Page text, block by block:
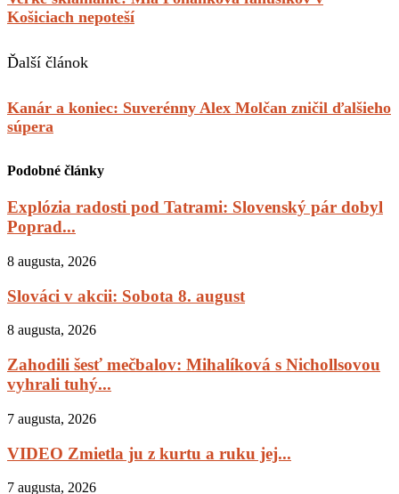
Košiciach nepoteší
Ďalší článok
Kanár a koniec: Suverénny Alex Molčan zničil ďalšieho
súpera
Podobné články
Explózia radosti pod Tatrami: Slovenský pár dobyl
Poprad...
8 augusta, 2026
Slováci v akcii: Sobota 8. august
8 augusta, 2026
Zahodili šesť mečbalov: Mihalíková s Nichollsovou
vyhrali tuhý...
7 augusta, 2026
VIDEO Zmietla ju z kurtu a ruku jej...
7 augusta, 2026